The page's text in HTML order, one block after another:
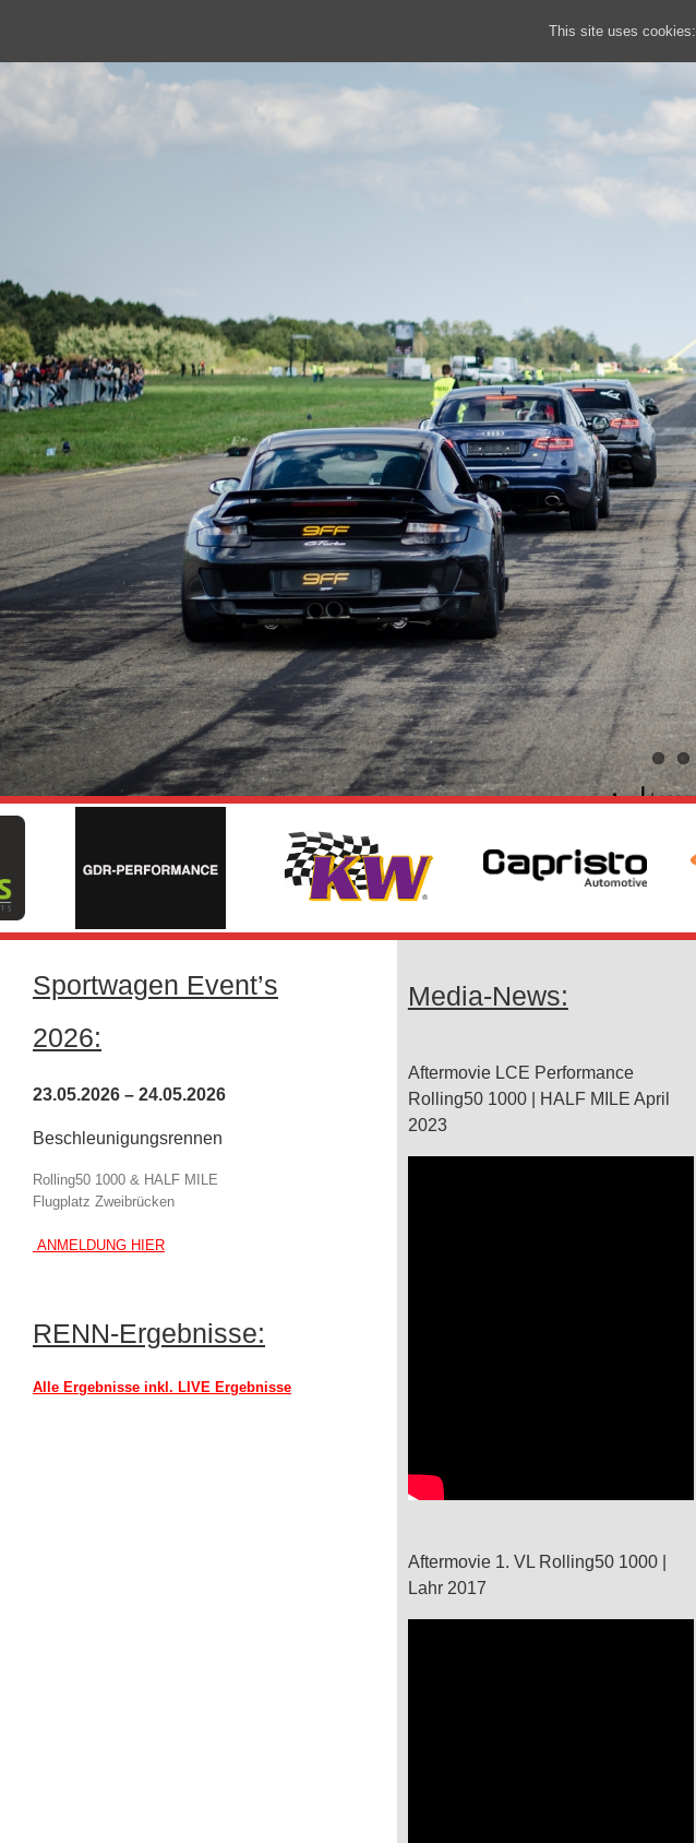
Sportwagen Event’s
2026:
23.05.2026 – 24.05.2026
Beschleunigungsrennen
Rolling50 1000 & HALF MILE
Flugplatz Zweibrücken
ANMELDUNG HIER
RENN-Ergebnisse:
Alle Ergebnisse inkl. LIVE Ergebnisse
Media-News:
Aftermovie LCE Performance
Rolling50 1000 | HALF MILE April
2023
Aftermovie 1. VL Rolling50 1000 |
Lahr 2017
This site uses cookies: